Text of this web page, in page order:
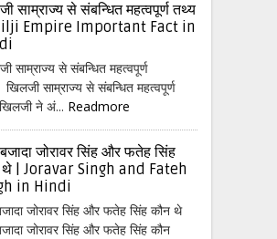
साम्राज्य से संबन्धित महत्वपूर्ण तथ्य
Empire Important Fact in
साम्राज्य से संबन्धित महत्वपूर्ण
साम्राज्य से संबन्धित महत्वपूर्ण
ने अं... Readmore
जोरावर सिंह और फतेह सिंह
थे | Joravar Singh and Fateh
in Hindi
जोरावर सिंह और फतेह सिंह कौन थे
जोरावर सिंह और फतेह सिंह कौन